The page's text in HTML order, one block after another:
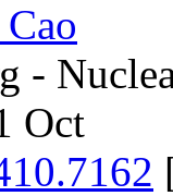
-
Oct